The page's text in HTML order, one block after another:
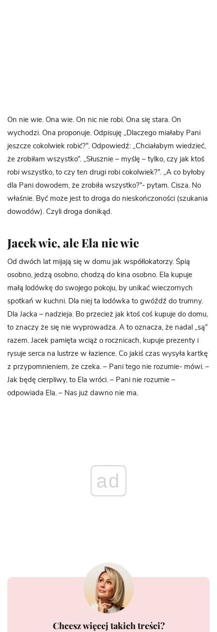
On nie wie. Ona wie. On nic nie robi. Ona się stara. On
wychodzi. Ona proponuje. Odpisuję „Dlaczego miałaby Pani
jeszcze cokolwiek robić?”. Odpowiedź: „Chciałabym wiedzieć,
że zrobiłam wszystko”. „Słusznie – myślę – tylko, czy jak ktoś
robi wszystko, to czy ten drugi robi cokolwiek?”. „A co byłoby
dla Pani dowodem, że zrobiła wszystko?”- pytam. Cisza. No
właśnie. Być może jest to droga do nieskończoności (szukania
dowodów). Czyli droga donikąd.
Jacek wie, ale Ela nie wie
Od dwóch lat mijają się w domu jak współlokatorzy. Śpią
osobno, jedzą osobno, chodzą do kina osobno. Ela kupuje
małą lodówkę do swojego pokoju, by unikać wieczornych
spotkań w kuchni. Dla niej ta lodówka to gwóźdź do trumny.
Dla Jacka – nadzieja. Bo przecież jak ktoś coś kupuje do domu,
to znaczy że się nie wyprowadza. A to oznacza, że nadal „są”
razem. Jacek pamięta wciąż o rocznicach, kupuje prezenty i
rysuje serca na lustrze w łazience. Co jakiś czas wysyła kartkę
z przypomnieniem, że czeka. – Pani tego nie rozumie- mówi. –
Jak będę cierpliwy, to Ela wróci. – Pani nie rozumie –
odpowiada Ela. – Nas już dawno nie ma.
ad
Chcesz więcej takich treści?